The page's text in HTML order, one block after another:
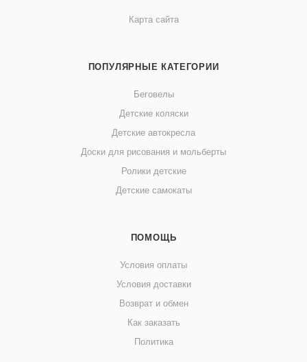
Карта сайта
ПОПУЛЯРНЫЕ КАТЕГОРИИ
Беговелы
Детские коляски
Детские автокресла
Доски для рисования и мольберты
Ролики детские
Детские самокаты
ПОМОЩЬ
Условия оплаты
Условия доставки
Возврат и обмен
Как заказать
Политика